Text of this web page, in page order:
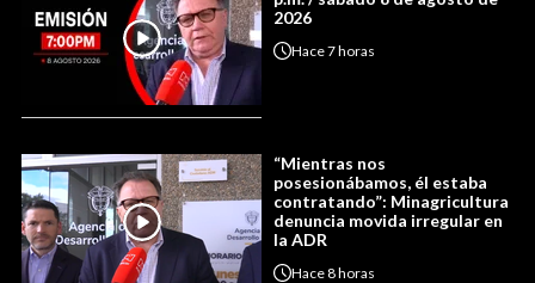
2026
Hace7 horas
“Mientras nos
posesionábamos, él estaba
contratando”: Minagricultura
denuncia movida irregular en
la ADR
Hace8 horas